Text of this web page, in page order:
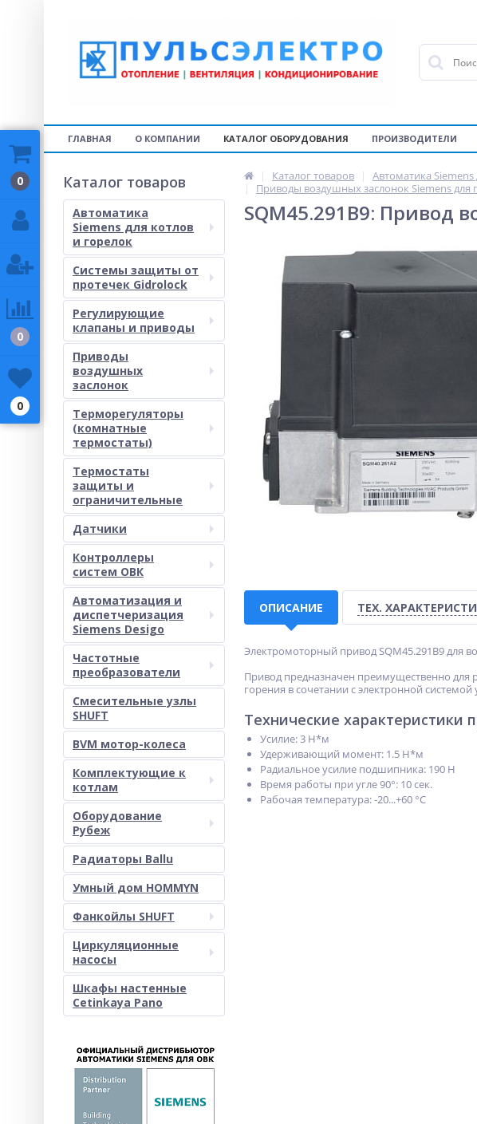
ГЛАВНАЯ О КОМПАНИИ КАТАЛОГ ОБОРУДОВАНИЯ ПРОИЗВОДИТЕЛИ
Каталог товаров
Автоматика
Siemens для котлов
и горелок
Системы защиты от
протечек Gidrolock
Регулирующие
клапаны и приводы
Приводы
воздушных
заслонок
Терморегуляторы
(комнатные
термостаты)
Термостаты
защиты и
ограничительные
Датчики
Контроллеры
систем ОВК
Автоматизация и
диспетчеризация
Siemens Desigo
Частотные
преобразователи
Смесительные узлы
SHUFT
BVM мотор-колеса
Комплектующие к
котлам
Оборудование
Рубеж
Радиаторы Ballu
Умный дом HOMMYN
Фанкойлы SHUFT
Циркуляционные
насосы
Шкафы настенные
Cetinkaya Pano
Каталог товаров
Автоматика Siemens
Приводы воздушных заслонок Siemens для
SQM45.291B9: Привод
ОПИСАНИЕ ТЕХ.
Электромоторный привод SQM45.291B9 для
Привод предназначен преимущественно для
горения в сочетании с электронной
Технические характеристики
Усилие: 3 Н*м
Удерживающий момент: 1.5 Н*м
Радиальное усилие подшипника: 190 Н
Время работы при угле 90°: 10 сек.
Рабочая температура: -20...+60 °C
0
0
0